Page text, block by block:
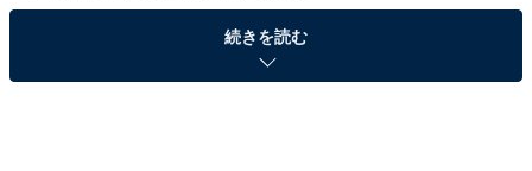
「ホテル瑞鳳」は圧倒的な清潔感と豪華バイキン
続きを読む